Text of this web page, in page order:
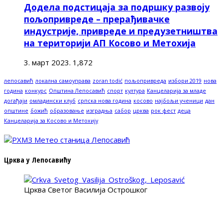
Додела подстицаја за подршку развоју
пољопривреде – прерађивачке
индустрије, привреде и предузетништва
на територији АП Косово и Метохија
3. март 2023. 1,872
лепосавић локална самоуправа zoran todić пољопривреда избори 2019 нова
година конкурс Општина Лепосавић спорт култура Канцеларија за младе
догађаји омладински клуб српска нова година косово најбољи ученици дан
општине божић образовање изградња сабор црква рок фест деца
Канцеларија за Косово и Метохију
Црква у Лепосавићу
Црква Светог Василија Острошког